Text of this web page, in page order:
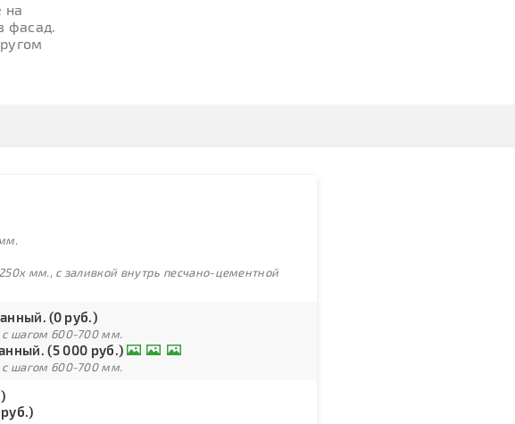
на
фасад.
мм., с заливкой внутрь песчано-цементной
(0 руб.)
с шагом 600-700 мм.
(5 000 руб.)
с шагом 600-700 мм.